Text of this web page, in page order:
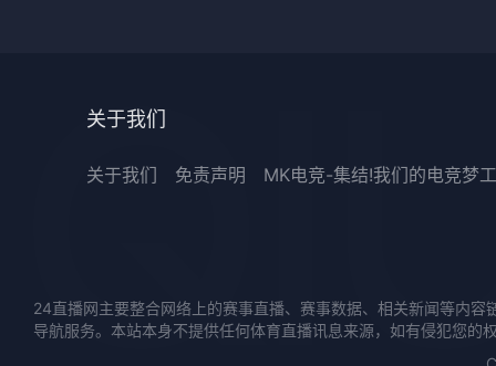
关于我们
关于我们 免责声明 MK电竞-集结!我们的电竞梦
24直播网主要整合网络上的赛事直播、赛事数据、相关新闻等内
导航服务。本站本身不提供任何体育直播讯息来源，如有侵犯您的